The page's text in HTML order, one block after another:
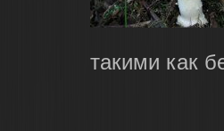
такими как